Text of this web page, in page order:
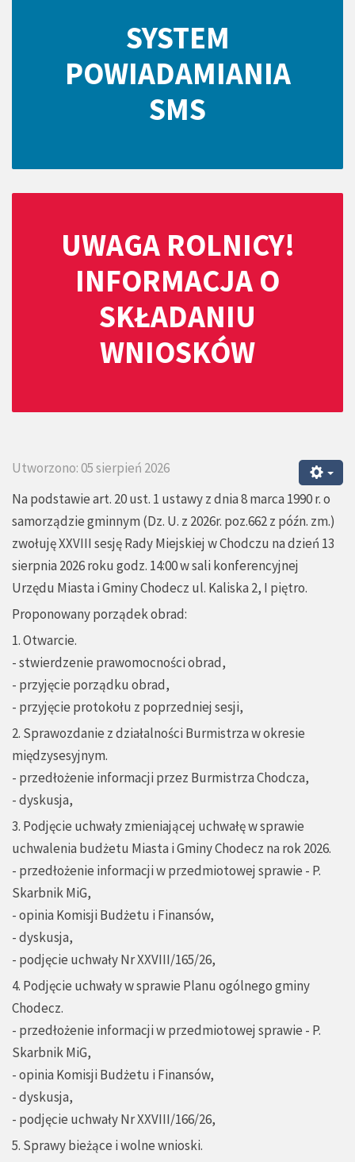
SYSTEM
POWIADAMIANIA
SMS
UWAGA ROLNICY!
INFORMACJA O
SKŁADANIU
WNIOSKÓW
Utworzono: 05 sierpień 2026
Na podstawie art. 20 ust. 1 ustawy z dnia 8 marca 1990 r. o
samorządzie gminnym (Dz. U. z 2026r. poz.662 z późn. zm.)
zwołuję XXVIII sesję Rady Miejskiej w Chodczu na dzień 13
sierpnia 2026 roku godz. 14:00 w sali konferencyjnej
Urzędu Miasta i Gminy Chodecz ul. Kaliska 2, I piętro.
Proponowany porządek obrad:
1. Otwarcie.
- stwierdzenie prawomocności obrad,
- przyjęcie porządku obrad,
- przyjęcie protokołu z poprzedniej sesji,
2. Sprawozdanie z działalności Burmistrza w okresie
międzysesyjnym.
- przedłożenie informacji przez Burmistrza Chodcza,
- dyskusja,
3. Podjęcie uchwały zmieniającej uchwałę w sprawie
uchwalenia budżetu Miasta i Gminy Chodecz na rok 2026.
- przedłożenie informacji w przedmiotowej sprawie - P.
Skarbnik MiG,
- opinia Komisji Budżetu i Finansów,
- dyskusja,
- podjęcie uchwały Nr XXVIII/165/26,
4. Podjęcie uchwały w sprawie Planu ogólnego gminy
Chodecz.
- przedłożenie informacji w przedmiotowej sprawie - P.
Skarbnik MiG,
- opinia Komisji Budżetu i Finansów,
- dyskusja,
- podjęcie uchwały Nr XXVIII/166/26,
5. Sprawy bieżące i wolne wnioski.